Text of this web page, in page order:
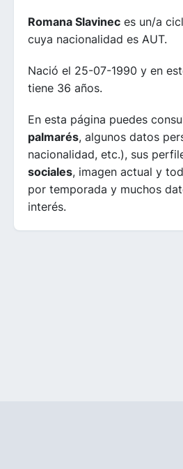
Romana Slavinec es un/a
cuya nacionalidad es AUT.
Nació el 25-07-1990 y en
tiene 36 años.
En esta página puedes
palmarés, algunos datos
nacionalidad, etc.), sus
sociales, imagen actual y
por temporada y muchos
interés.